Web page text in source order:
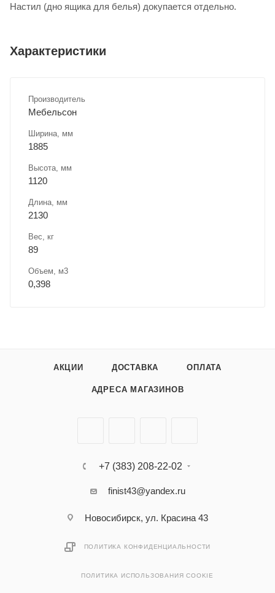
Настил (дно ящика для белья) докупается отдельно.
Характеристики
Производитель
Мебельсон
Ширина, мм
1885
Высота, мм
1120
Длина, мм
2130
Вес, кг
89
Объем, м3
0,398
АКЦИИ ДОСТАВКА ОПЛАТА
АДРЕСА МАГАЗИНОВ
+7 (383) 208-22-02
finist43@yandex.ru
Новосибирск, ул. Красина 43
ПОЛИТИКА КОНФИДЕНЦИАЛЬНОСТИ
ПОЛИТИКА ИСПОЛЬЗОВАНИЯ COOKIE